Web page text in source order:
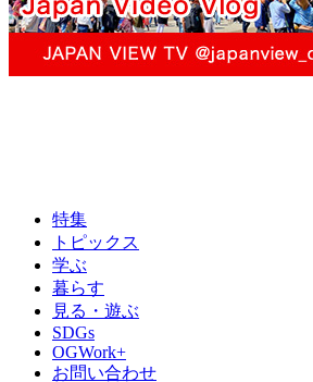
特集
トピックス
学ぶ
暮らす
見る・遊ぶ
SDGs
OGWork+
お問い合わせ